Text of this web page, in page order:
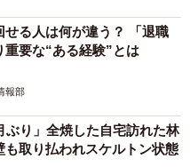
せる人は何が違う？ 「退職
重要な“ある経験”とは
報部
ぶり」全焼した自宅訪れた林
取り払われスケルトン状態